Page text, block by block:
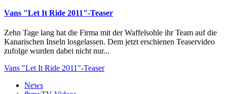
Vans "Let It Ride 2011"-Teaser
Zehn Tage lang hat die Firma mit der Waffelsohle ihr Team auf die
Kanarischen Inseln losgelassen. Dem jetzt erschienen Teaservideo
zufolge wurden dabei nicht nur...
Vans "Let It Ride 2011"-Teaser
News